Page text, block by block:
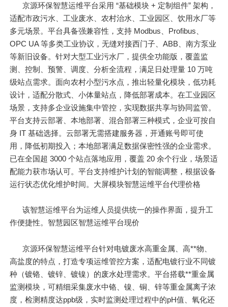
京源环保智慧运维平台采用 “基础模块 + 定制组件” 架构，
适配市政污水、工业废水、农村治水、工业园区、饮用水厂等
多元场景。平台具备强兼容性，支持 Modbus、Profibus、
OPC UA 等多类工业协议，无缝对接西门子、ABB、南方泵业
等新旧设备。针对大型工业污水厂，提供全功能版，覆盖监
测、控制、预警、调度、分析全流程，满足日处理量 10 万吨
级站点需求。面向农村小型污水点，推出轻量化模块，低功耗
设计，适配分散式、小体量站点，降低部署成本。在工业园区
场景，支持多企业设施集中管控，实现数据共享与协同监管。
平台支持云部署、本地部署、混合部署三种模式，企业可按自
身 IT 基础选择。云部署无需搭建服务器，开通账号即可使
用，降低初期投入；本地部署满足数据保密性强的企业需求。
已在全国超 3000 个站点落地应用，覆盖 20 余个行业，场景适
配能力获市场认可。平台支持维护计划的智能调整，根据设备
运行状态优化维护时间。大屏模块智慧运维平台代理价格
该智慧运维平台为运维人员提供统一的操作界面，提升工
作便捷性。智慧园区智慧运维平台现价
京源环保智慧运维平台针对电镀废水高重金属、高**物、
高盐度的特点，打造专项运维管控方案，适配电镀行业不同镀
种（镀铬、镀锌、镀镍）的废水处理需求。平台搭载**重金属
监测模块，可精细采集废水中铬、镍、铜、锌等重金属离子浓
度，检测精度达ppb级，实时监测处理过程中的pH值、氧化还